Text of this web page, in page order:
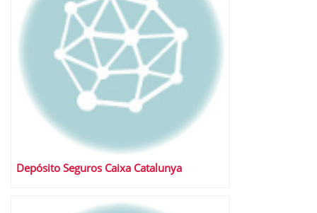
Depósito Seguros Caixa Catalunya